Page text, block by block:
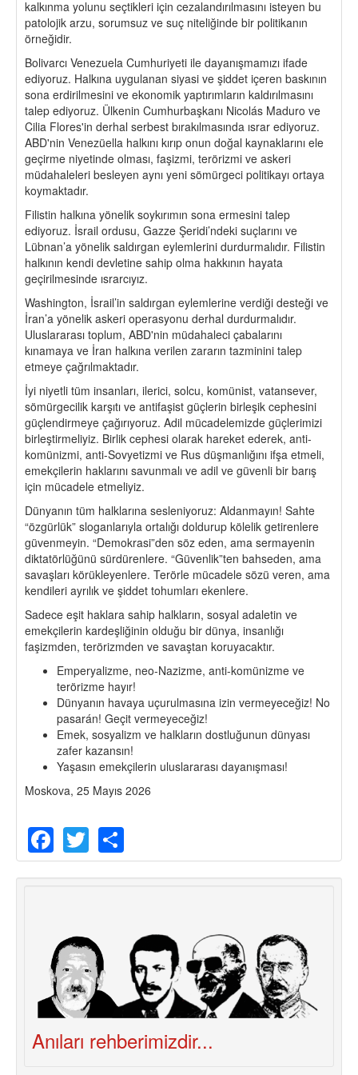
kalkınma yolunu seçtikleri için cezalandırılmasını isteyen bu
patolojik arzu, sorumsuz ve suç niteliğinde bir politikanın
örneğidir.
Bolivarcı Venezuela Cumhuriyeti ile dayanışmamızı ifade
ediyoruz. Halkına uygulanan siyasi ve şiddet içeren baskının
sona erdirilmesini ve ekonomik yaptırımların kaldırılmasını
talep ediyoruz. Ülkenin Cumhurbaşkanı Nicolás Maduro ve
Cilia Flores'in derhal serbest bırakılmasında ısrar ediyoruz.
ABD'nin Venezüella halkını kırıp onun doğal kaynaklarını ele
geçirme niyetinde olması, faşizmi, terörizmi ve askeri
müdahaleleri besleyen aynı yeni sömürgeci politikayı ortaya
koymaktadır.
Filistin halkına yönelik soykırımın sona ermesini talep
ediyoruz. İsrail ordusu, Gazze Şeridi’ndeki suçlarını ve
Lübnan’a yönelik saldırgan eylemlerini durdurmalıdır. Filistin
halkının kendi devletine sahip olma hakkının hayata
geçirilmesinde ısrarcıyız.
Washington, İsrail’in saldırgan eylemlerine verdiği desteği ve
İran’a yönelik askeri operasyonu derhal durdurmalıdır.
Uluslararası toplum, ABD'nin müdahaleci çabalarını
kınamaya ve İran halkına verilen zararın tazminini talep
etmeye çağrılmaktadır.
İyi niyetli tüm insanları, ilerici, solcu, komünist, vatansever,
sömürgecilik karşıtı ve antifaşist güçlerin birleşik cephesini
güçlendirmeye çağırıyoruz. Adil mücadelemizde güçlerimizi
birleştirmeliyiz. Birlik cephesi olarak hareket ederek, anti-
komünizmi, anti-Sovyetizmi ve Rus düşmanlığını ifşa etmeli,
emekçilerin haklarını savunmalı ve adil ve güvenli bir barış
için mücadele etmeliyiz.
Dünyanın tüm halklarına sesleniyoruz: Aldanmayın! Sahte
“özgürlük” sloganlarıyla ortalığı doldurup kölelik getirenlere
güvenmeyin. “Demokrasi”den söz eden, ama sermayenin
diktatörlüğünü sürdürenlere. “Güvenlik”ten bahseden, ama
savaşları körükleyenlere. Terörle mücadele sözü veren, ama
kendileri ayrılık ve şiddet tohumları ekenlere.
Sadece eşit haklara sahip halkların, sosyal adaletin ve
emekçilerin kardeşliğinin olduğu bir dünya, insanlığı
faşizmden, terörizmden ve savaştan koruyacaktır.
Emperyalizme, neo-Nazizme, anti-komünizme ve
terörizme hayır!
Dünyanın havaya uçurulmasına izin vermeyeceğiz! No
pasarán! Geçit vermeyeceğiz!
Emek, sosyalizm ve halkların dostluğunun dünyası
zafer kazansın!
Yaşasın emekçilerin uluslararası dayanışması!
Moskova, 25 Mayıs 2026
Facebook
Twitter
Anıları rehberimizdir...